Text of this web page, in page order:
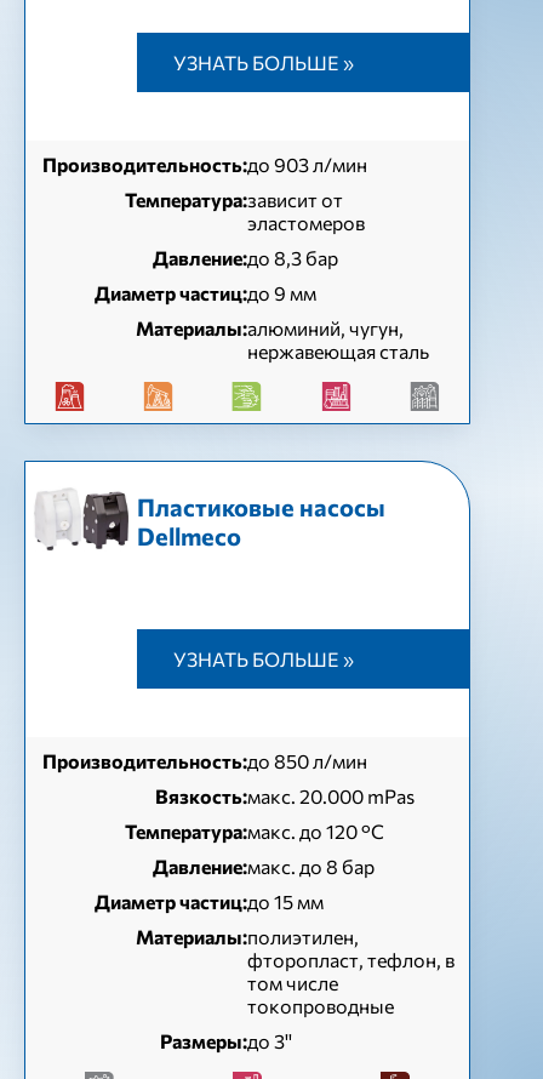
УЗНАТЬ БОЛЬШЕ »
Производительность:до 903 л/мин
Температура:зависит от
эластомеров
Давление:до 8,3 бар
Диаметр частиц:до 9 мм
Материалы:алюминий, чугун,
нержавеющая сталь
Пластиковые насосы
Dellmeco
УЗНАТЬ БОЛЬШЕ »
Производительность:до 850 л/мин
Вязкость:макс. 20.000 mPas
Температура:макс. до 120 °С
Давление:макс. до 8 бар
Диаметр частиц:до 15 мм
Материалы:полиэтилен,
фторопласт, тефлон, в
том числе
токопроводные
Размеры:до 3''